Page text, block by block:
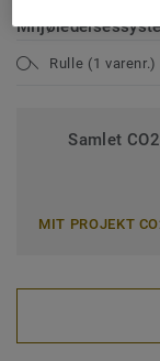
Rulle (1 varenr.)
Samlet
MIT PROJEKT